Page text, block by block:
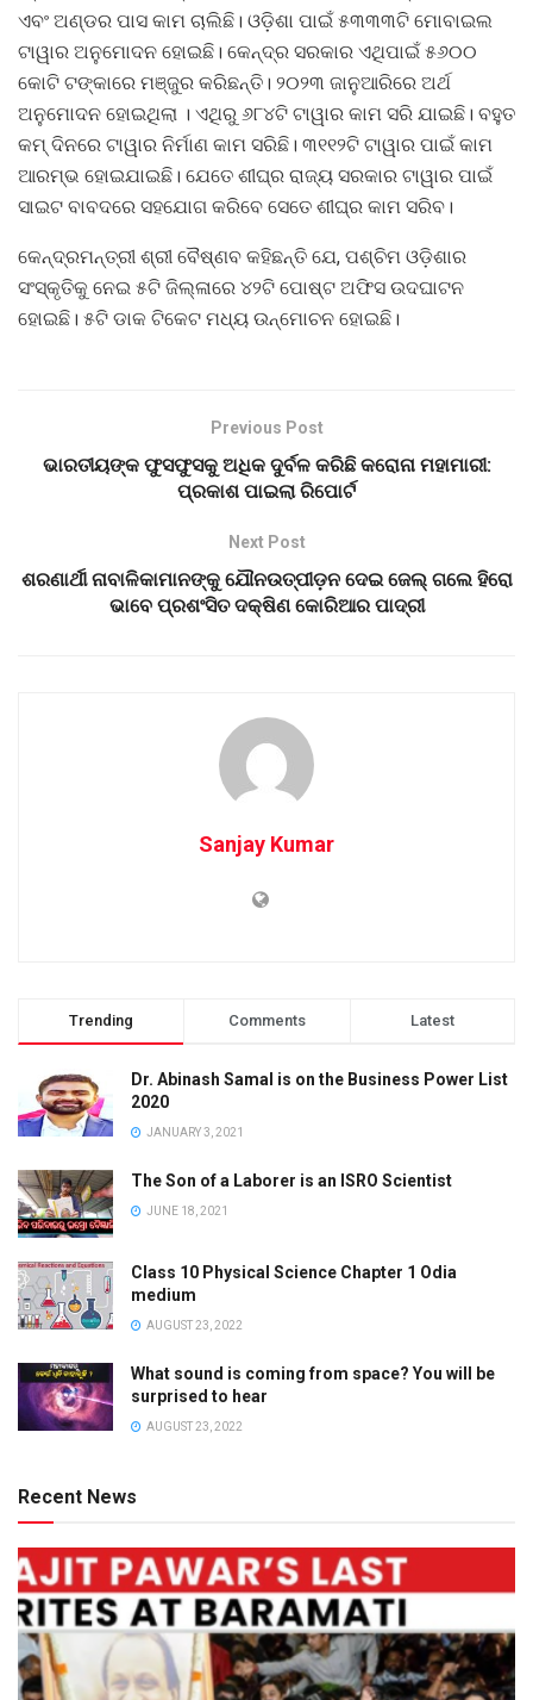
ଏବଂ ଅଣ୍ଡର ପାସ କାମ ଚାଲିଛି। ଓଡ଼ିଶା ପାଇଁ ୫୩୩୩ଟି ମୋବାଇଲ
ଟାୱାର ଅନୁମୋଦନ ହୋଇଛି। କେନ୍ଦ୍ର ସରକାର ଏଥିପାଇଁ ୫୬୦୦
କୋଟି ଟଙ୍କାରେ ମଞ୍ଜୁର କରିଛନ୍ତି। ୨୦୨୩ ଜାନୁଆରିରେ ଅର୍ଥ
ଅନୁମୋଦନ ହୋଇଥିଲା । ଏଥିରୁ ୬୮୪ଟି ଟାୱାର କାମ ସରି ଯାଇଛି। ବହୁତ
କମ୍ ଦିନରେ ଟାୱାର ନିର୍ମାଣ କାମ ସରିଛି। ୩୧୧୨ଟି ଟାୱାର ପାଇଁ କାମ
ଆରମ୍ଭ ହୋଇଯାଇଛି। ଯେତେ ଶୀଘ୍ର ରାଜ୍ୟ ସରକାର ଟାୱାର ପାଇଁ
ସାଇଟ ବାବଦରେ ସହଯୋଗ କରିବେ ସେତେ ଶୀଘ୍ର କାମ ସରିବ।
କେନ୍ଦ୍ରମନ୍ତ୍ରୀ ଶ୍ରୀ ବୈଷ୍ଣବ କହିଛନ୍ତି ଯେ, ପଶ୍ଚିମ ଓଡ଼ିଶାର
ସଂସ୍କୃତିକୁ ନେଇ ୫ଟି ଜିଲ୍ଳାରେ ୪୨ଟି ପୋଷ୍ଟ ଅଫିସ ଉଦଘାଟନ
ହୋଇଛି। ୫ଟି ଡାକ ଟିକେଟ ମଧ୍ୟ ଉନ୍ମୋଚନ ହୋଇଛି।
Previous Post
ଭାରତୀୟଙ୍କ ଫୁସଫୁସକୁ ଅଧିକ ଦୁର୍ବଳ କରିଛି କରୋନା ମହାମାରୀ:
ପ୍ରକାଶ ପାଇଲା ରିପୋର୍ଟ
Next Post
ଶରଣାର୍ଥୀ ନାବାଳିକାମାନଙ୍କୁ ଯୌନଉତ୍ପୀଡ଼ନ ଦେଇ ଜେଲ୍‌ ଗଲେ ହିରୋ
ଭାବେ ପ୍ରଶଂସିତ ଦକ୍ଷିଣ କୋରିଆର ପାଦ୍ରୀ
Sanjay Kumar
Trending Comments Latest
Dr. Abinash Samal is on the Business Power List
2020
JANUARY 3, 2021
The Son of a Laborer is an ISRO Scientist
JUNE 18, 2021
Class 10 Physical Science Chapter 1 Odia
medium
AUGUST 23, 2022
What sound is coming from space? You will be
surprised to hear
AUGUST 23, 2022
Recent News